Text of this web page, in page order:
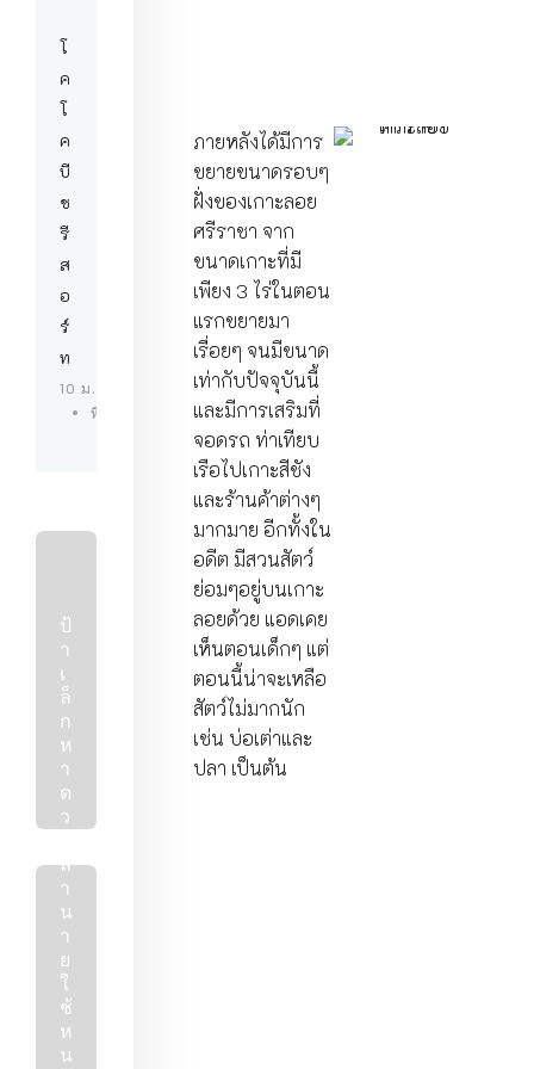
โ
ค
โ
ค
บี
ช
รี
ส
อ
ร์
ท
10 ม.ค. 67
ที่พักบางแสน
ป้
า
เ
ล็
ก
ห
า
ด
ว
น
24 มิ.ย. 64
ย
เ
ตี๋
ย
ว
ลู
ก
ชิ้
น
ล
า
น
า
ย
ใ
ช้
ห
น
ภายหลังได้มีการ
ขยายขนาดรอบๆ
ฝั่งของเกาะลอย
ศรีราชา จาก
ขนาดเกาะที่มี
เพียง 3 ไร่ในตอน
แรกขยายมา
เรื่อยๆ จนมีขนาด
เท่ากับปัจจุบันนี้
และมีการเสริมที่
จอดรถ ท่าเทียบ
เรือไปเกาะสีชัง
และร้านค้าต่างๆ
มากมาย อีกทั้งใน
อดีต มีสวนสัตว์
ย่อมๆอยู่บนเกาะ
ลอยด้วย แอดเคย
เห็นตอนเด็กๆ แต่
ตอนนี้น่าจะเหลือ
สัตว์ไม่มากนัก
เช่น บ่อเต่าและ
ปลา เป็นต้น